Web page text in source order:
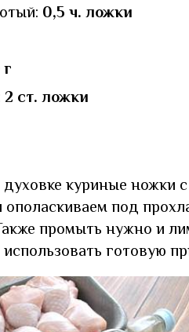
0,5 ч. ложки
2 ст. ложки
куриные
под
промыть нужно и
готовую